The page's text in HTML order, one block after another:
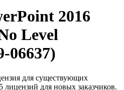
2016
Level
06637)
для существующих
лицензий для новых заказчиков.